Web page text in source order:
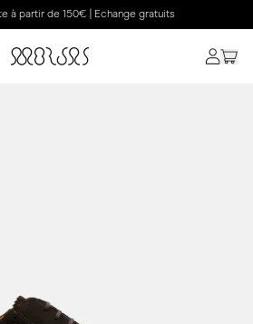
à partir de 150€ | Echange gratuits